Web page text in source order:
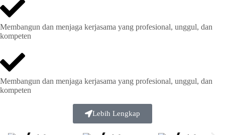
Membangun dan menjaga kerjasama yang profesional, unggul, dan
kompeten
Membangun dan menjaga kerjasama yang profesional, unggul, dan
kompeten
Lebih Lengkap